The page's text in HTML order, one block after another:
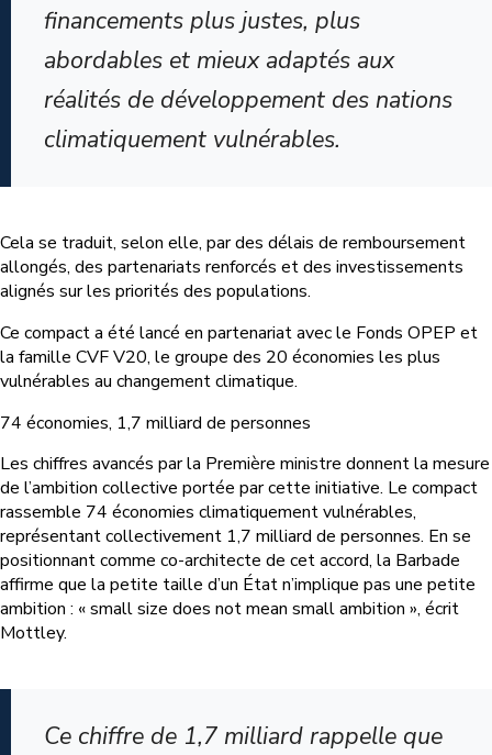
financements plus justes, plus
abordables et mieux adaptés aux
réalités de développement des nations
climatiquement vulnérables.
Cela se traduit, selon elle, par des délais de remboursement
allongés, des partenariats renforcés et des investissements
alignés sur les priorités des populations.
Ce compact a été lancé en partenariat avec le Fonds OPEP et
la famille CVF V20, le groupe des 20 économies les plus
vulnérables au changement climatique.
74 économies, 1,7 milliard de personnes
Les chiffres avancés par la Première ministre donnent la mesure
de l’ambition collective portée par cette initiative. Le compact
rassemble 74 économies climatiquement vulnérables,
représentant collectivement 1,7 milliard de personnes. En se
positionnant comme co-architecte de cet accord, la Barbade
affirme que la petite taille d’un État n’implique pas une petite
ambition : « small size does not mean small ambition », écrit
Mottley.
Ce chiffre de 1,7 milliard rappelle que